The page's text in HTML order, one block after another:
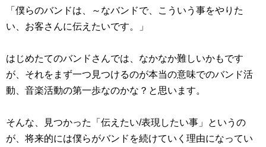
「僕らのバンドは、～なバンドで、こういう事をやりた
い、お客さんに伝えたいです。」
はじめたてのバンドさんでは、なかなか難しいかもです
が、それをまず一つ見つけるのが本当の意味でのバンド活
動、音楽活動の第一歩なのかな？と思います。
そんな、見つかった「伝えたい/表現したい事」というの
が、将来的には僕らがバンドを続けていく理由になってい